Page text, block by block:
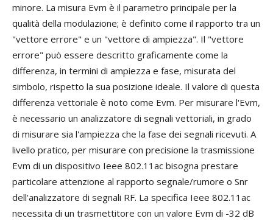
minore. La misura Evm è il parametro principale per la
qualità della modulazione; è definito come il rapporto tra un
"vettore errore" e un "vettore di ampiezza". Il "vettore
errore" può essere descritto graficamente come la
differenza, in termini di ampiezza e fase, misurata del
simbolo, rispetto la sua posizione ideale. Il valore di questa
differenza vettoriale è noto come Evm. Per misurare l'Evm,
è necessario un analizzatore di segnali vettoriali, in grado
di misurare sia l'ampiezza che la fase dei segnali ricevuti. A
livello pratico, per misurare con precisione la trasmissione
Evm di un dispositivo Ieee 802.11ac bisogna prestare
particolare attenzione al rapporto segnale/rumore o Snr
dell'analizzatore di segnali RF. La specifica Ieee 802.11ac
necessita di un trasmettitore con un valore Evm di -32 dB